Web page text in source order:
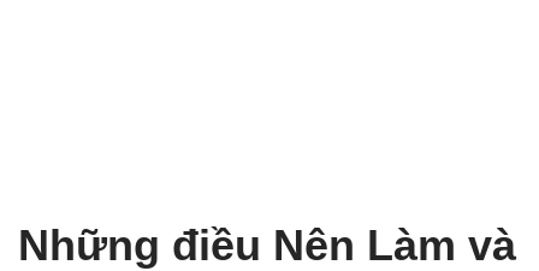
Những điều Nên Làm và